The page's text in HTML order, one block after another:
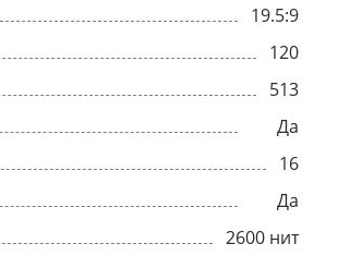
19.5:9
120
513
Да
16
Да
2600 нит